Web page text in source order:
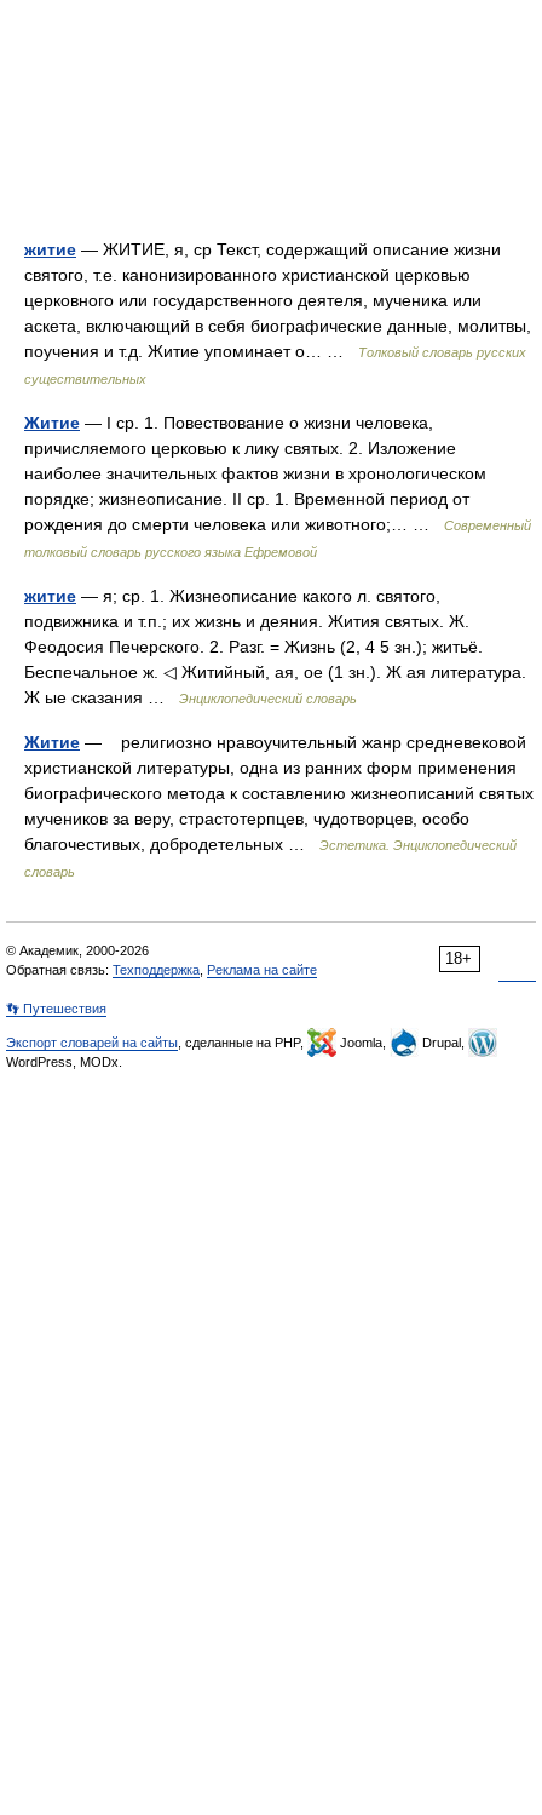
житие — ЖИТИЕ, я, ср Текст, содержащий описание жизни
святого, т.е. канонизированного христианской церковью
церковного или государственного деятеля, мученика или
аскета, включающий в себя биографические данные, молитвы,
поучения и т.д. Житие упоминает о… …
Толковый словарь русских
существительных
Житие — I ср. 1. Повествование о жизни человека,
причисляемого церковью к лику святых. 2. Изложение
наиболее значительных фактов жизни в хронологическом
порядке; жизнеописание. II ср. 1. Временной период от
рождения до смерти человека или животного;… …
Современный
толковый словарь русского языка Ефремовой
житие — я; ср. 1. Жизнеописание какого л. святого,
подвижника и т.п.; их жизнь и деяния. Жития святых. Ж.
Феодосия Печерского. 2. Разг. = Жизнь (2, 4 5 зн.); житьё.
Беспечальное ж. ◁ Житийный, ая, ое (1 зн.). Ж ая литература.
Ж ые сказания …
Энциклопедический словарь
Житие — религиозно нравоучительный жанр средневековой
христианской литературы, одна из ранних форм применения
биографического метода к составлению жизнеописаний святых
мучеников за веру, страстотерпцев, чудотворцев, особо
благочестивых, добродетельных …
Эстетика. Энциклопедический
словарь
18+
© Академик, 2000-2026
Обратная связь: Техподдержка Реклама на сайте
👣 Путешествия
Экспорт словарей на сайты , сделанные на PHP, Joomla,
Drupal,
WordPress, MODx.